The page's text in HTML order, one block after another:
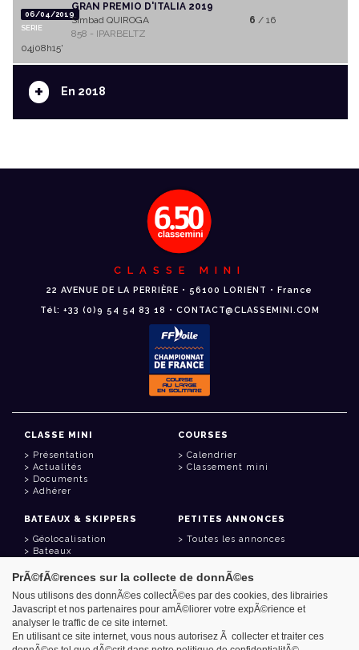
06/04/2019
SERIE
GRAN PREMIO D'ITALIA 2019
Simbad QUIROGA
858 - IPARBELTZ
6 / 16
04j08h15'
+ En 2018
CLASSE MINI
22 AVENUE DE LA PERRIÈRE • 56100 LORIENT • France
Tél: +33 (0)9 54 54 83 18 • CONTACT@CLASSEMINI.COM
CLASSE MINI
Présentation
Actualités
Documents
Adhérer
COURSES
Calendrier
Classement mini
BATEAUX & SKIPPERS
Géolocalisation
Bateaux
PETITES ANNONCES
Toutes les annonces
LIENS UTILES
Espace adhérent
Contact
Carnet d'adresses
Goodies
PrÃ©fÃ©rences sur la collecte de donnÃ©es
Nous utilisons des donnÃ©es collectÃ©es par des cookies, des librairies
Javascript et nos partenaires pour amÃ©liorer votre expÃ©rience et
analyser le traffic de ce site internet.
En utilisant ce site internet, vous nous autorisez Ã collecter et traiter ces